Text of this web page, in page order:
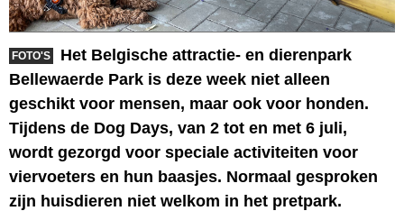
FOTO'S
Het Belgische attractie- en dierenpark
Bellewaerde Park is deze week niet alleen
geschikt voor mensen, maar ook voor honden.
Tijdens de Dog Days, van 2 tot en met 6 juli,
wordt gezorgd voor speciale activiteiten voor
viervoeters en hun baasjes. Normaal gesproken
zijn huisdieren niet welkom in het pretpark.